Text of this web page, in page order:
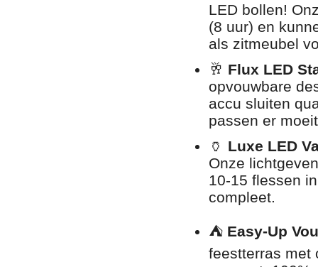
LED bollen!
(8 uur) en
als zitmeubel
🥂 Flux LED
opvouwbare
accu sluiten
passen er
🏺 Luxe LED
Onze
10-15 flessen
compleet.
⛺ Easy-Up
feestterras met